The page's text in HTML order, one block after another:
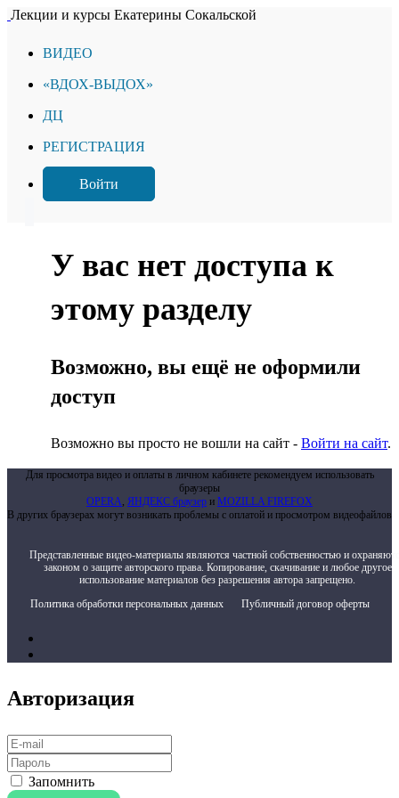
Лекции и курсы Екатерины Сокальской
ВИДЕО
«ВДОХ-ВЫДОХ»
ДЦ
РЕГИСТРАЦИЯ
Войти
У вас нет доступа к
этому разделу
Возможно, вы ещё не оформили
доступ
Возможно вы просто не вошли на сайт - Войти на сайт.
Для просмотра видео и оплаты в личном кабинете рекомендуем использовать
браузеры
OPERA, ЯНДЕКС браузер и MOZILLA FIREFOX
В других браузерах могут возникать проблемы с оплатой и просмотром видеофайлов
Представленные видео-материалы являются частной собственностью и
законом о защите авторского права. Копирование, скачивание и любое другое
использование материалов без разрешения автора запрещено.
Политика обработки персональных данных
Публичный договор оферты
Авторизация
Запомнить